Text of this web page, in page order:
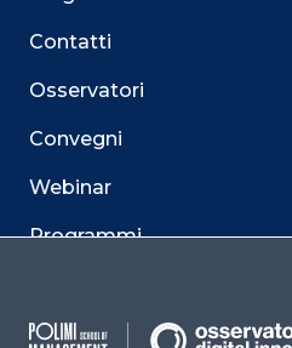
Contatti
Osservatori
Convegni
Webinar
Programmi